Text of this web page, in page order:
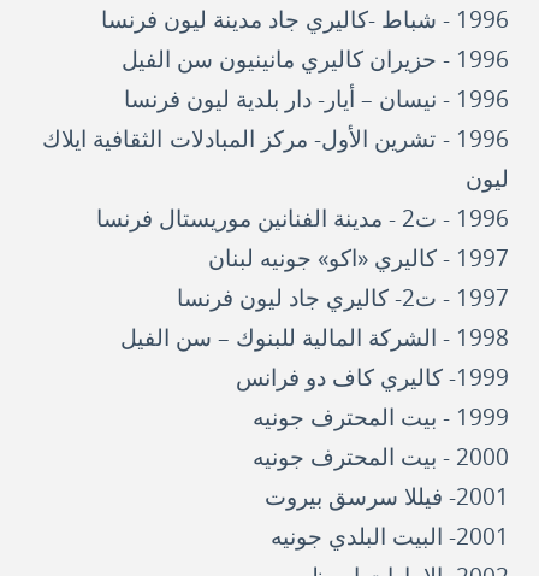
1996 - شباط -كاليري جاد مدينة ليون فرنسا
1996 - حزيران كاليري مانينيون سن الفيل
1996 - نيسان – أيار- دار بلدية ليون فرنسا
1996 - تشرين الأول- مركز المبادلات الثقافية ايلاك
ليون
1996 - ت2 - مدينة الفنانين موريستال فرنسا
1997 - كاليري «اكو» جونيه لبنان
1997 - ت2- كاليري جاد ليون فرنسا
1998 - الشركة المالية للبنوك – سن الفيل
1999- كاليري كاف دو فرانس
1999 - بيت المحترف جونيه
2000 - بيت المحترف جونيه
2001- فيللا سرسق بيروت
2001- البيت البلدي جونيه